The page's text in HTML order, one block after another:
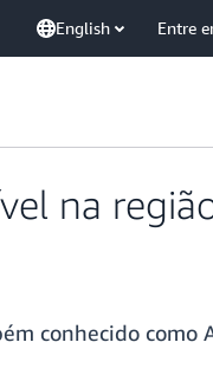
English Entre
na
conhecido como